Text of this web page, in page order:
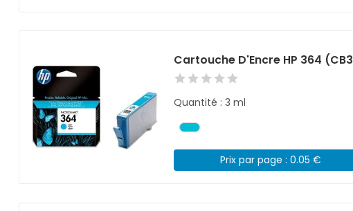
Cartouche D'Encre HP 364
Quantité : 3 ml
Prix par page : 0.05 €